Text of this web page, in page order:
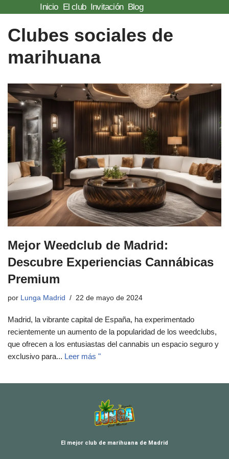
Saltar
al
contenido
Inicio El club Invitación Blog
Clubes sociales de
marihuana
Mejor Weedclub de Madrid:
Descubre Experiencias Cannábicas
Premium
por Lunga Madrid 22 de mayo de 2024
Madrid, la vibrante capital de España, ha experimentado
recientemente un aumento de la popularidad de los weedclubs,
que ofrecen a los entusiastas del cannabis un espacio seguro y
exclusivo para... Leer más "
El mejor club de marihuana de Madrid